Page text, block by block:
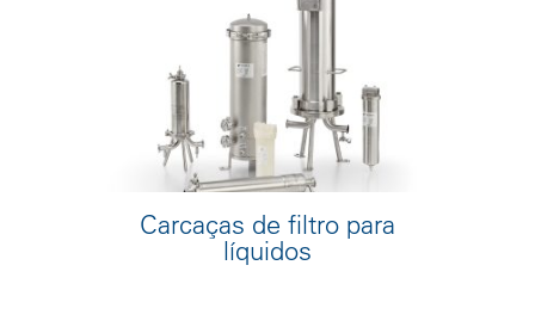
Carcaças de filtro para
líquidos